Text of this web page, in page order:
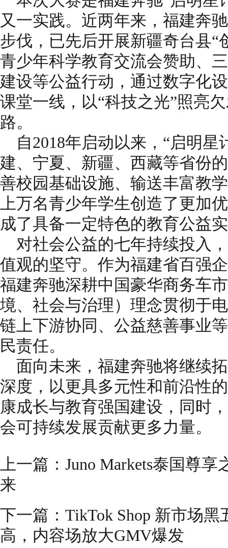
又一实践。近两年来，福建奔
步伐，已先后开展新疆奇台县“
青少年科学教育交流会赞助、
建设等公益行动，通过数字化
课堂一线，以“科技之光”照亮
路。
自2018年启动以来，“启明
建、宁夏、新疆、西藏等省份
善校园基础设施、输送丰富教
上万名青少年学生创造了更加
成了具备一定特色的教育公益
对社会公益的七年持续投入
值观的坚守。作为福建省百强
福建奔驰深耕中国豪华商务车
境、社会与治理）理念贯彻于
链上下游协同、公益慈善事业
民责任。
面向未来，福建奔驰将继续
深度，以更具多元性和前沿性
康成长与教育强国建设，同时
会可持续发展贡献更多力量。
上一篇： Juno Markets泰国尊
来
下一篇： TikTok Shop 新市场
高，内容场放大GMV爆发